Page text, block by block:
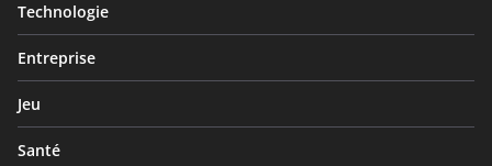
Technologie
Entreprise
Jeu
Santé